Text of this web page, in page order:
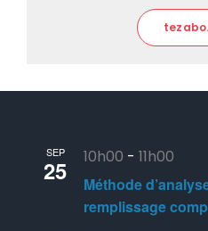
SEP
25 10h00 - 11h00
Méthode
remplissage